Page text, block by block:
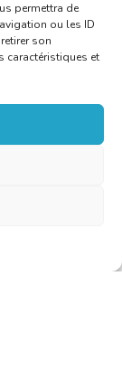
permettra de
ou les ID
son
caractéristiques et